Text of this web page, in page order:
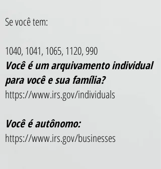
Se você tem:
1040, 1041, 1065, 1120, 990
Você é um arquivamento individual
para você e sua família?
https://www.irs.gov/individuals
Você é autônomo:
https://www.irs.gov/businesses